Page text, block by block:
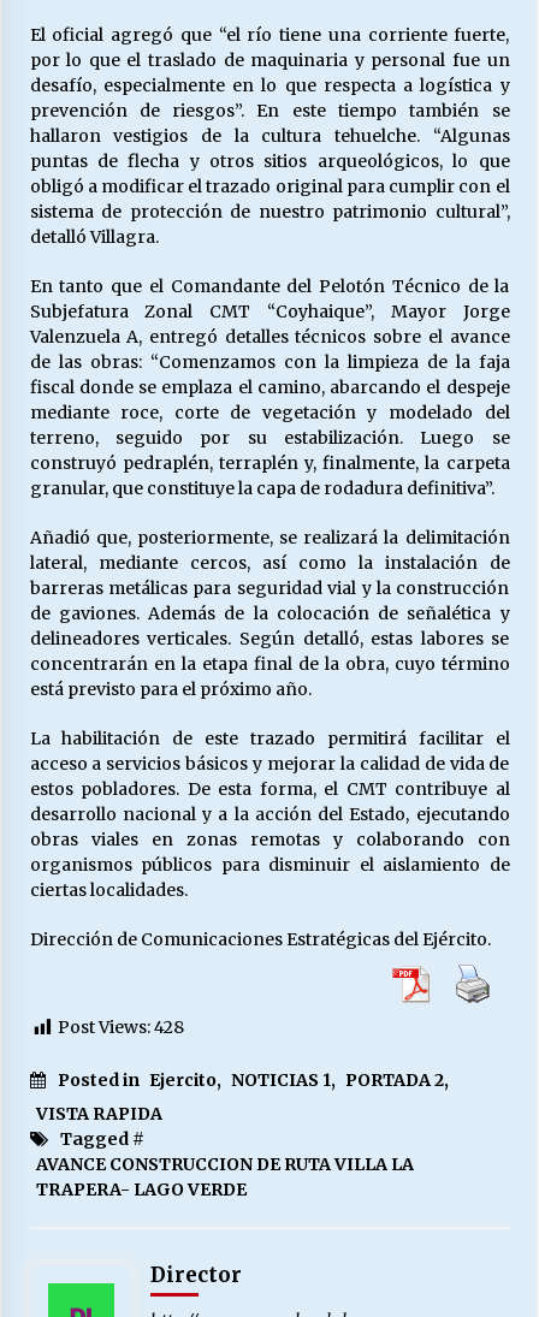
El oficial agregó que “el río tiene una corriente fuerte,
por lo que el traslado de maquinaria y personal fue un
desafío, especialmente en lo que respecta a logística y
prevención de riesgos”. En este tiempo también se
hallaron vestigios de la cultura tehuelche. “Algunas
puntas de flecha y otros sitios arqueológicos, lo que
obligó a modificar el trazado original para cumplir con el
sistema de protección de nuestro patrimonio cultural”,
detalló Villagra.
En tanto que el Comandante del Pelotón Técnico de la
Subjefatura Zonal CMT “Coyhaique”, Mayor Jorge
Valenzuela A, entregó detalles técnicos sobre el avance
de las obras: “Comenzamos con la limpieza de la faja
fiscal donde se emplaza el camino, abarcando el despeje
mediante roce, corte de vegetación y modelado del
terreno, seguido por su estabilización. Luego se
construyó pedraplén, terraplén y, finalmente, la carpeta
granular, que constituye la capa de rodadura definitiva”.
Añadió que, posteriormente, se realizará la delimitación
lateral, mediante cercos, así como la instalación de
barreras metálicas para seguridad vial y la construcción
de gaviones. Además de la colocación de señalética y
delineadores verticales. Según detalló, estas labores se
concentrarán en la etapa final de la obra, cuyo término
está previsto para el próximo año.
La habilitación de este trazado permitirá facilitar el
acceso a servicios básicos y mejorar la calidad de vida de
estos pobladores. De esta forma, el CMT contribuye al
desarrollo nacional y a la acción del Estado, ejecutando
obras viales en zonas remotas y colaborando con
organismos públicos para disminuir el aislamiento de
ciertas localidades.
Dirección de Comunicaciones Estratégicas del Ejército.
Post Views:428
Posted in Ejercito, NOTICIAS 1, PORTADA 2,
VISTA RAPIDA
Tagged #
AVANCE CONSTRUCCION DE RUTA VILLA LA
TRAPERA- LAGO VERDE
Director